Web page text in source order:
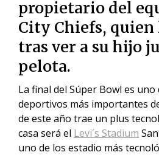
propietario del
City Chiefs,
tras ver a su hijo
pelota.
La final del Súper Bowl es uno
deportivos más importantes
de este año trae un plus
casa será el Levi´s Stadium
uno de los estadio más